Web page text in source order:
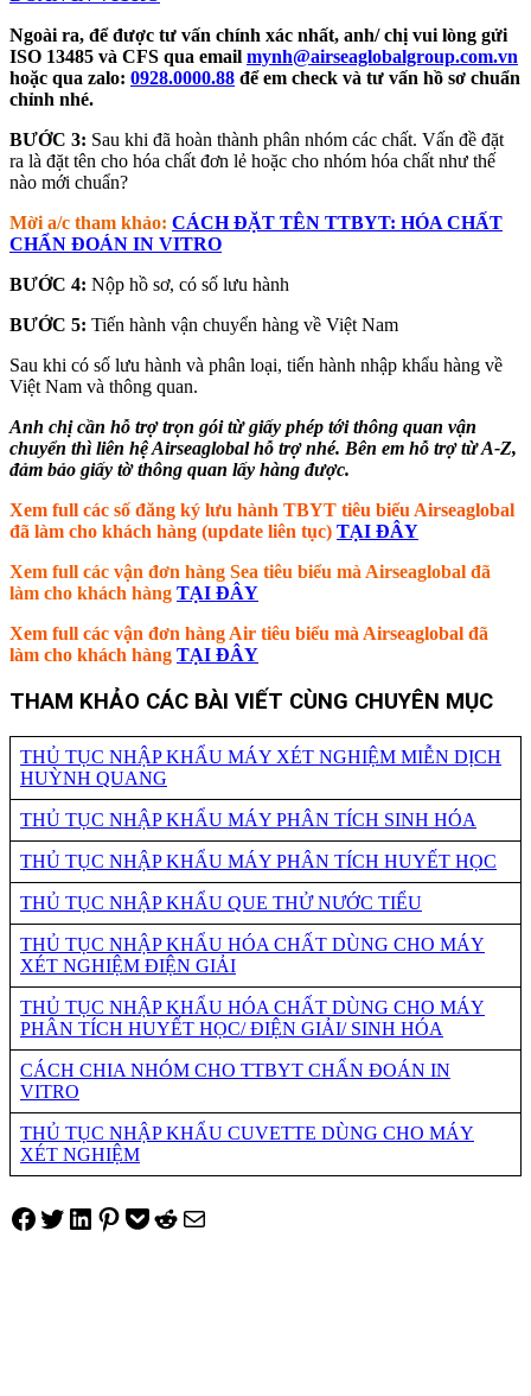
Ngoài ra, để được tư vấn chính xác nhất, anh/ chị vui lòng gửi
ISO 13485 và CFS qua email mynh@airseaglobalgroup.com.vn
hoặc qua zalo: 0928.0000.88 để em check và tư vấn hồ sơ chuẩn
chỉnh nhé.
BƯỚC 3: Sau khi đã hoàn thành phân nhóm các chất. Vấn đề đặt
ra là đặt tên cho hóa chất đơn lẻ hoặc cho nhóm hóa chất như thế
nào mới chuẩn?
Mời a/c tham khảo: CÁCH ĐẶT TÊN TTBYT: HÓA CHẤT
CHẨN ĐOÁN IN VITRO
BƯỚC 4: Nộp hồ sơ, có số lưu hành
BƯỚC 5: Tiến hành vận chuyển hàng về Việt Nam
Sau khi có số lưu hành và phân loại, tiến hành nhập khẩu hàng về
Việt Nam và thông quan.
Anh chị cần hỗ trợ trọn gói từ giấy phép tới thông quan vận
chuyển thì liên hệ Airseaglobal hỗ trợ nhé. Bên em hỗ trợ từ A-Z,
đảm bảo giấy tờ thông quan lấy hàng được.
Xem full các số đăng ký lưu hành TBYT tiêu biểu Airseaglobal
đã làm cho khách hàng (update liên tục) TẠI ĐÂY
Xem full các vận đơn hàng Sea tiêu biểu mà Airseaglobal đã
làm cho khách hàng TẠI ĐÂY
Xem full các vận đơn hàng Air tiêu biểu mà Airseaglobal đã
làm cho khách hàng TẠI ĐÂY
THAM KHẢO CÁC BÀI VIẾT CÙNG CHUYÊN MỤC
THỦ TỤC NHẬP KHẨU MÁY XÉT NGHIỆM MIỄN DỊCH
HUỲNH QUANG
THỦ TỤC NHẬP KHẨU MÁY PHÂN TÍCH SINH HÓA
THỦ TỤC NHẬP KHẨU MÁY PHÂN TÍCH HUYẾT HỌC
THỦ TỤC NHẬP KHẨU QUE THỬ NƯỚC TIỂU
THỦ TỤC NHẬP KHẨU HÓA CHẤT DÙNG CHO MÁY
XÉT NGHIỆM ĐIỆN GIẢI
THỦ TỤC NHẬP KHẨU HÓA CHẤT DÙNG CHO MÁY
PHÂN TÍCH HUYẾT HỌC/ ĐIỆN GIẢI/ SINH HÓA
CÁCH CHIA NHÓM CHO TTBYT CHẨN ĐOÁN IN
VITRO
THỦ TỤC NHẬP KHẨU CUVETTE DÙNG CHO MÁY
XÉT NGHIỆM
Share on Facebook
Tweet on Twitter
Share on LinkedIn
Pin on Pinterest
Save to pocket
Share on Reddit
Share via Email